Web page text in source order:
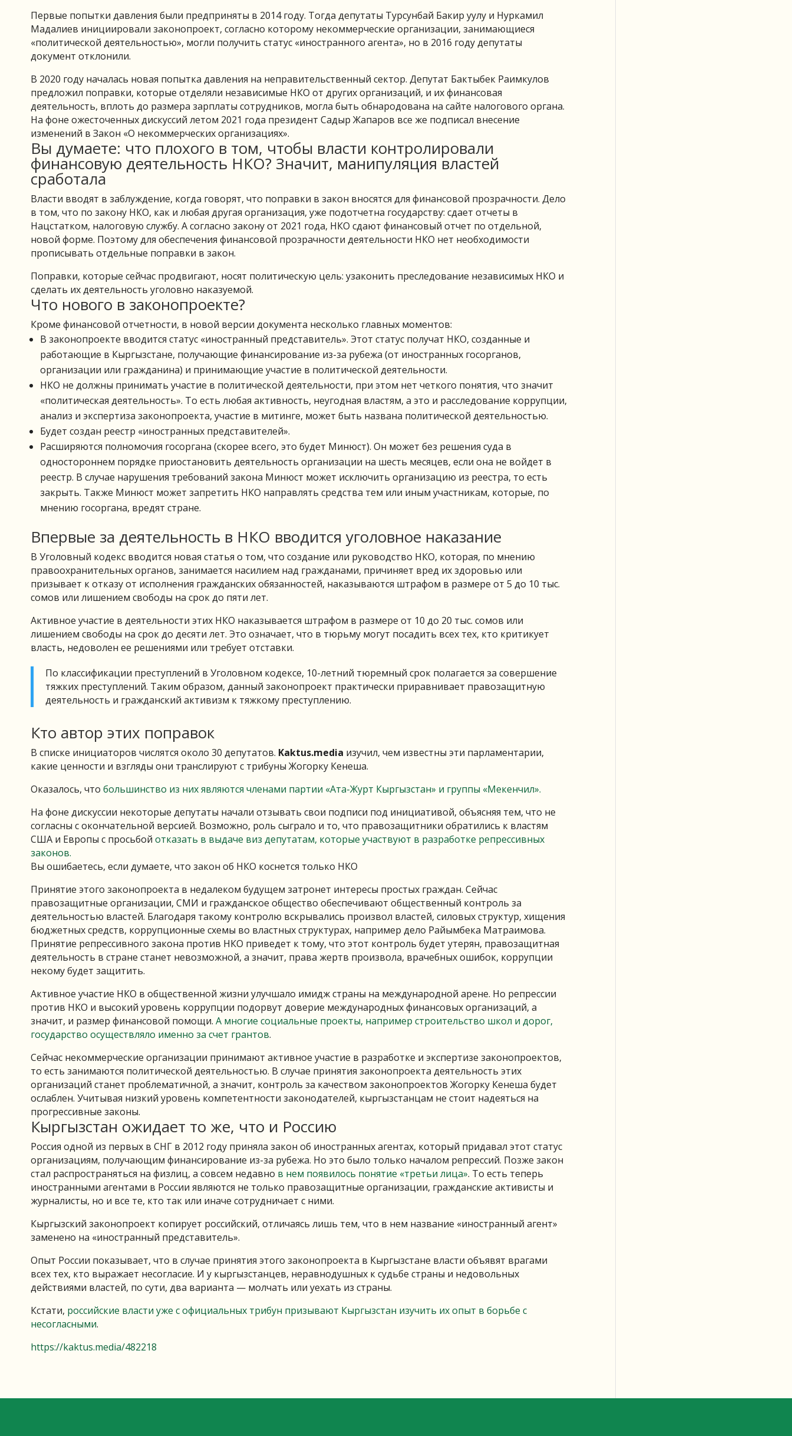
Первые попытки давления были предприняты в 2014 году. Тогда депутаты Турсунбай Бакир уулу и Нуркамил
Мадалиев инициировали законопроект, согласно которому некоммерческие организации, занимающиеся
«политической деятельностью», могли получить статус «иностранного агента», но в 2016 году депутаты
документ отклонили.
В 2020 году началась новая попытка давления на неправительственный сектор. Депутат Бактыбек Раимкулов
предложил поправки, которые отделяли независимые НКО от других организаций, и их финансовая
деятельность, вплоть до размера зарплаты сотрудников, могла быть обнародована на сайте налогового органа.
На фоне ожесточенных дискуссий летом 2021 года президент Садыр Жапаров все же подписал внесение
изменений в Закон «О некоммерческих организациях».
Вы думаете: что плохого в том, чтобы власти контролировали
финансовую деятельность НКО? Значит, манипуляция властей
сработала
Власти вводят в заблуждение, когда говорят, что поправки в закон вносятся для финансовой прозрачности. Дело
в том, что по закону НКО, как и любая другая организация, уже подотчетна государству: сдает отчеты в
Нацстатком, налоговую службу. А согласно закону от 2021 года, НКО сдают финансовый отчет по отдельной,
новой форме. Поэтому для обеспечения финансовой прозрачности деятельности НКО нет необходимости
прописывать отдельные поправки в закон.
Поправки, которые сейчас продвигают, носят политическую цель: узаконить преследование независимых НКО и
сделать их деятельность уголовно наказуемой.
Что нового в законопроекте?
Кроме финансовой отчетности, в новой версии документа несколько главных моментов:
В законопроекте вводится статус «иностранный представитель». Этот статус получат НКО, созданные и
работающие в Кыргызстане, получающие финансирование из-за рубежа (от иностранных госорганов,
организации или гражданина) и принимающие участие в политической деятельности.
НКО не должны принимать участие в политической деятельности, при этом нет четкого понятия, что значит
«политическая деятельность». То есть любая активность, неугодная властям, а это и расследование коррупции,
анализ и экспертиза законопроекта, участие в митинге, может быть названа политической деятельностью.
Будет создан реестр «иностранных представителей».
Расширяются полномочия госоргана (скорее всего, это будет Минюст). Он может без решения суда в
одностороннем порядке приостановить деятельность организации на шесть месяцев, если она не войдет в
реестр. В случае нарушения требований закона Минюст может исключить организацию из реестра, то есть
закрыть. Также Минюст может запретить НКО направлять средства тем или иным участникам, которые, по
мнению госоргана, вредят стране.
Впервые за деятельность в НКО вводится уголовное наказание
В Уголовный кодекс вводится новая статья о том, что создание или руководство НКО, которая, по мнению
правоохранительных органов, занимается насилием над гражданами, причиняет вред их здоровью или
призывает к отказу от исполнения гражданских обязанностей, наказываются штрафом в размере от 5 до 10 тыс.
сомов или лишением свободы на срок до пяти лет.
Активное участие в деятельности этих НКО наказывается штрафом в размере от 10 до 20 тыс. сомов или
лишением свободы на срок до десяти лет. Это означает, что в тюрьму могут посадить всех тех, кто критикует
власть, недоволен ее решениями или требует отставки.
По классификации преступлений в Уголовном кодексе, 10-летний тюремный срок полагается за совершение
тяжких преступлений. Таким образом, данный законопроект практически приравнивает правозащитную
деятельность и гражданский активизм к тяжкому преступлению.
Кто автор этих поправок
В списке инициаторов числятся около 30 депутатов. Kaktus.media изучил, чем известны эти парламентарии,
какие ценности и взгляды они транслируют с трибуны Жогорку Кенеша.
Оказалось, что большинство из них являются членами партии «Ата-Журт Кыргызстан» и группы «Мекенчил».
На фоне дискуссии некоторые депутаты начали отзывать свои подписи под инициативой, объясняя тем, что не
согласны с окончательной версией. Возможно, роль сыграло и то, что правозащитники обратились к властям
США и Европы с просьбой отказать в выдаче виз депутатам, которые участвуют в разработке репрессивных
законов.
Вы ошибаетесь, если думаете, что закон об НКО коснется только НКО
Принятие этого законопроекта в недалеком будущем затронет интересы простых граждан. Сейчас
правозащитные организации, СМИ и гражданское общество обеспечивают общественный контроль за
деятельностью властей. Благодаря такому контролю вскрывались произвол властей, силовых структур, хищения
бюджетных средств, коррупционные схемы во властных структурах, например дело Райымбека Матраимова.
Принятие репрессивного закона против НКО приведет к тому, что этот контроль будет утерян, правозащитная
деятельность в стране станет невозможной, а значит, права жертв произвола, врачебных ошибок, коррупции
некому будет защитить.
Активное участие НКО в общественной жизни улучшало имидж страны на международной арене. Но репрессии
против НКО и высокий уровень коррупции подорвут доверие международных финансовых организаций, а
значит, и размер финансовой помощи. А многие социальные проекты, например строительство школ и дорог,
государство осуществляло именно за счет грантов.
Сейчас некоммерческие организации принимают активное участие в разработке и экспертизе законопроектов,
то есть занимаются политической деятельностью. В случае принятия законопроекта деятельность этих
организаций станет проблематичной, а значит, контроль за качеством законопроектов Жогорку Кенеша будет
ослаблен. Учитывая низкий уровень компетентности законодателей, кыргызстанцам не стоит надеяться на
прогрессивные законы.
Кыргызстан ожидает то же, что и Россию
Россия одной из первых в СНГ в 2012 году приняла закон об иностранных агентах, который придавал этот статус
организациям, получающим финансирование из-за рубежа. Но это было только началом репрессий. Позже закон
стал распространяться на физлиц, а совсем недавно в нем появилось понятие «третьи лица». То есть теперь
иностранными агентами в России являются не только правозащитные организации, гражданские активисты и
журналисты, но и все те, кто так или иначе сотрудничает с ними.
Кыргызский законопроект копирует российский, отличаясь лишь тем, что в нем название «иностранный агент»
заменено на «иностранный представитель».
Опыт России показывает, что в случае принятия этого законопроекта в Кыргызстане власти объявят врагами
всех тех, кто выражает несогласие. И у кыргызстанцев, неравнодушных к судьбе страны и недовольных
действиями властей, по сути, два варианта — молчать или уехать из страны.
Кстати, российские власти уже с официальных трибун призывают Кыргызстан изучить их опыт в борьбе с
несогласными.
https://kaktus.media/482218